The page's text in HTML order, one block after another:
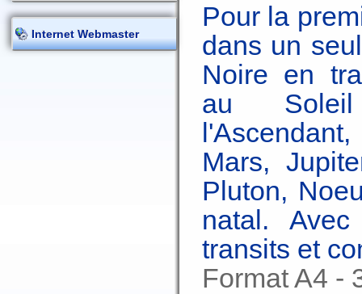
Internet Webmaster
Pour la
dans un
Noire en
au
Mars,
Pluton,
natal.
transits et
Format A4 -